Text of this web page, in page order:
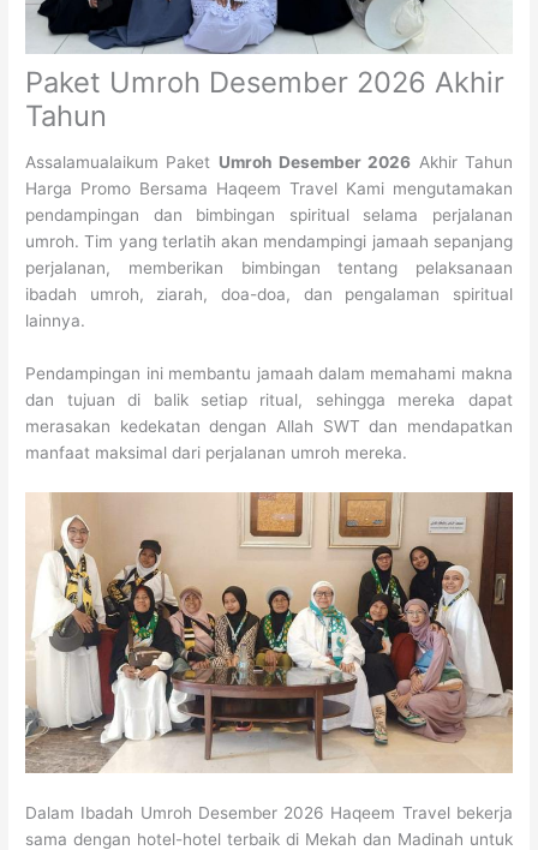
Paket Umroh Desember 2026 Akhir
Tahun
Assalamualaikum Paket Umroh Desember 2026 Akhir Tahun
Harga Promo Bersama Haqeem Travel Kami mengutamakan
pendampingan dan bimbingan spiritual selama perjalanan
umroh. Tim yang terlatih akan mendampingi jamaah sepanjang
perjalanan, memberikan bimbingan tentang pelaksanaan
ibadah umroh, ziarah, doa-doa, dan pengalaman spiritual
lainnya.
Pendampingan ini membantu jamaah dalam memahami makna
dan tujuan di balik setiap ritual, sehingga mereka dapat
merasakan kedekatan dengan Allah SWT dan mendapatkan
manfaat maksimal dari perjalanan umroh mereka.
Dalam Ibadah Umroh Desember 2026 Haqeem Travel bekerja
sama dengan hotel-hotel terbaik di Mekah dan Madinah untuk